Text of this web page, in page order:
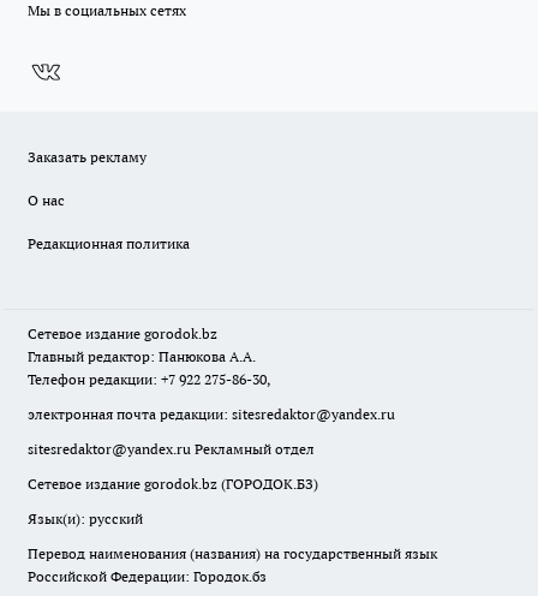
Мы в социальных сетях
Заказать рекламу
О нас
Редакционная политика
Сетевое издание gorodok.bz
Главный редактор: Панюкова А.А.
Телефон редакции: +7 922 275-86-30,
электронная почта редакции: sitesredaktor@yandex.ru
sitesredaktor@yandex.ru Рекламный отдел
Сетевое издание gorodok.bz (ГОРОДОК.БЗ)
Язык(и): русский
Перевод наименования (названия) на государственный язык
Российской Федерации: Городок.бз